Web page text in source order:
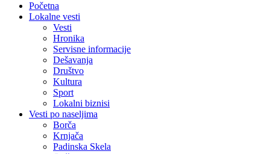
Početna
Lokalne vesti
Vesti
Hronika
Servisne informacije
Dešavanja
Društvo
Kultura
Sport
Lokalni biznisi
Vesti po naseljima
Borča
Krnjača
Padinska Skela